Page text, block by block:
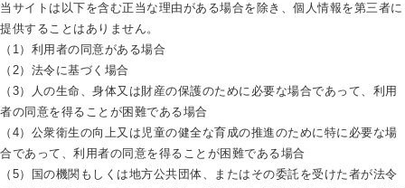
当サイトは以下を含む正当な理由がある場合を除き、個人情報を第三者に
提供することはありません。
（1）利用者の同意がある場合
（2）法令に基づく場合
（3）人の生命、身体又は財産の保護のために必要な場合であって、利用
者の同意を得ることが困難である場合
（4）公衆衛生の向上又は児童の健全な育成の推進のために特に必要な場
合であって、利用者の同意を得ることが困難である場合
（5）国の機関もしくは地方公共団体、またはその委託を受けた者が法令